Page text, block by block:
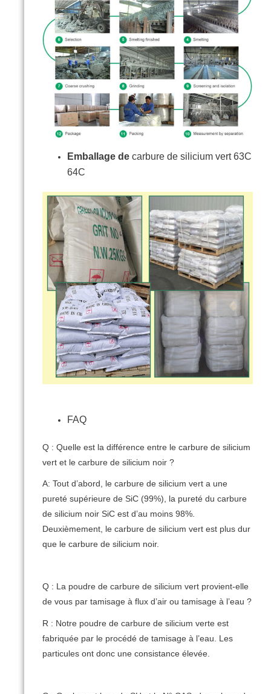
Emballage de carbure de silicium vert 63C
64C
FAQ
Q : Quelle est la différence entre le carbure de silicium
vert et le carbure de silicium noir ?
A: Tout d’abord, le carbure de silicium vert a une
pureté supérieure de SiC (99%), la pureté du carbure
de silicium noir SiC est d’au moins 98%.
Deuxièmement, le carbure de silicium vert est plus dur
que le carbure de silicium noir.
Q : La poudre de carbure de silicium vert provient-elle
de vous par tamisage à flux d’air ou tamisage à l’eau ?
R : Notre poudre de carbure de silicium verte est
fabriquée par le procédé de tamisage à l’eau. Les
particules ont donc une consistance élevée.